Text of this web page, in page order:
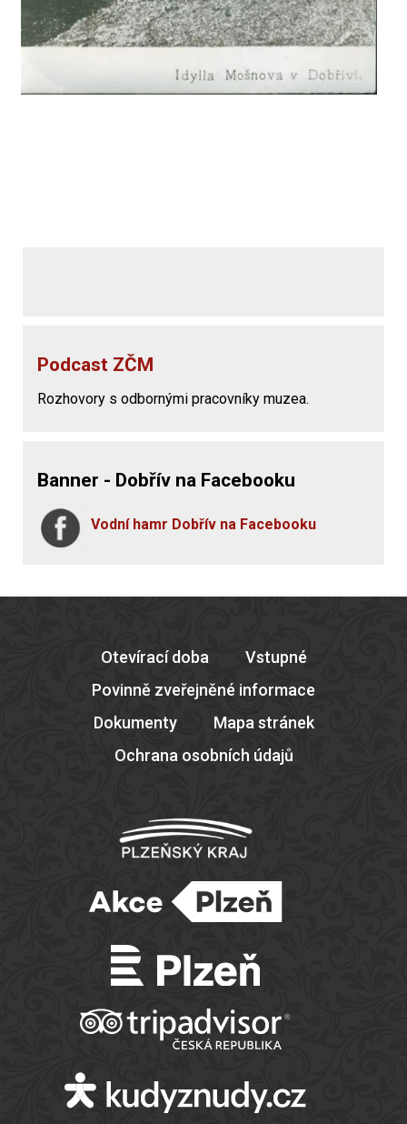
Podcast ZČM
Rozhovory s odbornými pracovníky muzea.
Banner - Dobřív na Facebooku
Vodní hamr Dobřív na Facebooku
Otevírací doba
Vstupné
Povinně zveřejněné informace
Dokumenty
Mapa stránek
Ochrana osobních údajů